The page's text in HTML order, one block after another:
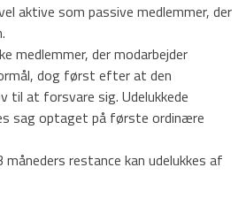
aktive som passive medlemmer, der
medlemmer, der modarbejder
dog først efter at den
til at forsvare sig. Udelukkede
sag optaget på første ordinære
restance kan udelukkes af